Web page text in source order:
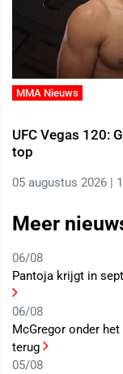
MMA Nieuws
UFC Vegas 120:
top
05 augustus 2026 |
Meer
06/08
Pantoja krijgt in
06/08
McGregor onder
terug
05/08